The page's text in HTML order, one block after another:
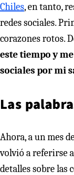
Chiles, en tanto,
redes sociales.
corazones rotos.
este tiempo y
sociales por mi
Las
Ahora, a un mes
volvió a referirse
detalles sobre las